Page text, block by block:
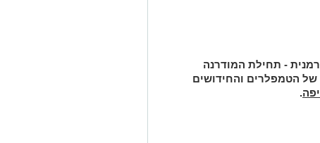
הגרמנית - תחילת המודרנה
של הטמפלרים והחידושים
.